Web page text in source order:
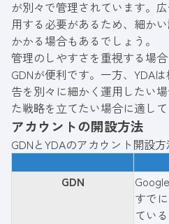
が別々で管理されています。
用する必要があるため、細か
かかる場合もあるでしょう。
管理のしやすさを重視する場
GDNが便利です。一方、YDA
告を別々に細かく運用したい
た戦略を立てたい場合に適して
アカウントの開設方法
GDNとYDAのアカウント開設
GDN
すで
てい